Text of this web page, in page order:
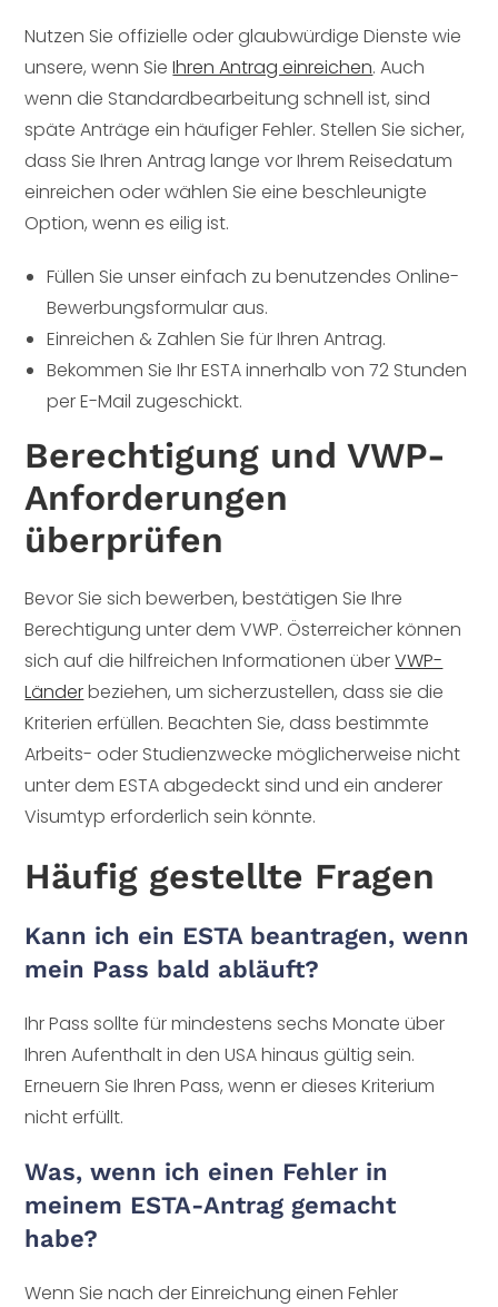
Nutzen Sie offizielle oder glaubwürdige Dienste wie
unsere, wenn SieIhren Antrag einreichen. Auch
wenn die Standardbearbeitung schnell ist, sind
späte Anträge ein häufiger Fehler. Stellen Sie sicher,
dass Sie Ihren Antrag lange vor Ihrem Reisedatum
einreichen oder wählen Sie eine beschleunigte
Option, wenn es eilig ist.
Füllen Sie unser einfach zu benutzendes Online-
Bewerbungsformular aus.
Einreichen & Zahlen Sie für Ihren Antrag.
Bekommen Sie Ihr ESTA innerhalb von 72 Stunden
per E-Mail zugeschickt.
Berechtigung und VWP-
Anforderungen
überprüfen
Bevor Sie sich bewerben, bestätigen Sie Ihre
Berechtigung unter dem VWP. Österreicher können
sich auf die hilfreichen Informationen überVWP-
Länderbeziehen, um sicherzustellen, dass sie die
Kriterien erfüllen. Beachten Sie, dass bestimmte
Arbeits- oder Studienzwecke möglicherweise nicht
unter dem ESTA abgedeckt sind und ein anderer
Visumtyp erforderlich sein könnte.
Häufig gestellte Fragen
Kann ich ein ESTA beantragen, wenn
mein Pass bald abläuft?
Ihr Pass sollte für mindestens sechs Monate über
Ihren Aufenthalt in den USA hinaus gültig sein.
Erneuern Sie Ihren Pass, wenn er dieses Kriterium
nicht erfüllt.
Was, wenn ich einen Fehler in
meinem ESTA-Antrag gemacht
habe?
Wenn Sie nach der Einreichung einen Fehler